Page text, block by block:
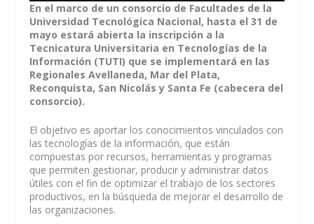
En el marco de un consorcio de Facultades de la
Universidad Tecnológica Nacional, hasta el 31 de
mayo estará abierta la inscripción a la
Tecnicatura Universitaria en Tecnologías de la
Información (TUTI) que se implementará en las
Regionales Avellaneda, Mar del Plata,
Reconquista, San Nicolás y Santa Fe (cabecera del
consorcio).
El objetivo es aportar los conocimientos vinculados con
las tecnologías de la información, que están
compuestas por recursos, herramientas y programas
que permiten gestionar, producir y administrar datos
útiles con el fin de optimizar el trabajo de los sectores
productivos, en la búsqueda de mejorar el desarrollo de
las organizaciones.